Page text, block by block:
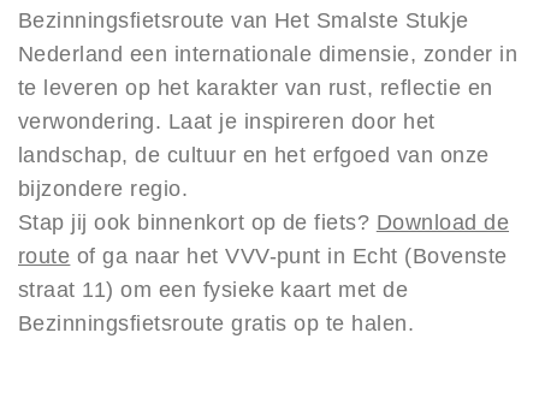
Bezinningsfietsroute van Het Smalste Stukje
Nederland een internationale dimensie, zonder in
te leveren op het karakter van rust, reflectie en
verwondering. Laat je inspireren door het
landschap, de cultuur en het erfgoed van onze
bijzondere regio.
Stap jij ook binnenkort op de fiets? Download de
route of ga naar het VVV-punt in Echt (Bovenste
straat 11) om een fysieke kaart met de
Bezinningsfietsroute gratis op te halen.